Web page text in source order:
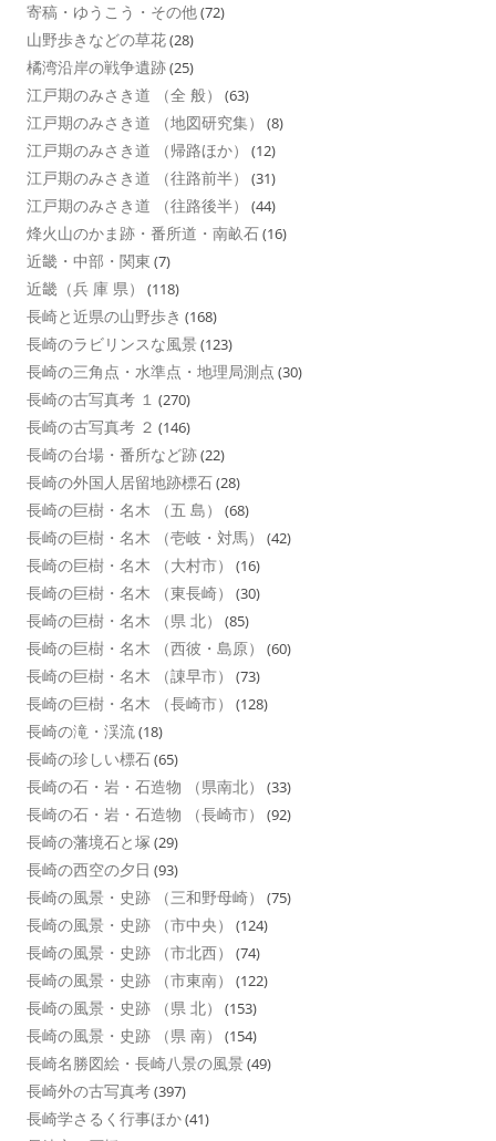
寄稿・ゆうこう・その他(72)
山野歩きなどの草花(28)
橘湾沿岸の戦争遺跡(25)
江戸期のみさき道 （全 般） (63)
江戸期のみさき道 （地図研究集） (8)
江戸期のみさき道 （帰路ほか） (12)
江戸期のみさき道 （往路前半） (31)
江戸期のみさき道 （往路後半） (44)
烽火山のかま跡・番所道・南畝石(16)
近畿・中部・関東 (7)
近畿（兵 庫 県） (118)
長崎と近県の山野歩き (168)
長崎のラビリンスな風景 (123)
長崎の三角点・水準点・地理局測点 (30)
長崎の古写真考 １ (270)
長崎の古写真考 ２ (146)
長崎の台場・番所など跡(22)
長崎の外国人居留地跡標石(28)
長崎の巨樹・名木 （五 島） (68)
長崎の巨樹・名木 （壱岐・対馬） (42)
長崎の巨樹・名木 （大村市） (16)
長崎の巨樹・名木 （東長崎） (30)
長崎の巨樹・名木 （県 北） (85)
長崎の巨樹・名木 （西彼・島原） (60)
長崎の巨樹・名木 （諌早市） (73)
長崎の巨樹・名木 （長崎市） (128)
長崎の滝・渓流(18)
長崎の珍しい標石(65)
長崎の石・岩・石造物 （県南北） (33)
長崎の石・岩・石造物 （長崎市） (92)
長崎の藩境石と塚 (29)
長崎の西空の夕日 (93)
長崎の風景・史跡 （三和野母崎） (75)
長崎の風景・史跡 （市中央） (124)
長崎の風景・史跡 （市北西） (74)
長崎の風景・史跡 （市東南） (122)
長崎の風景・史跡 （県 北） (153)
長崎の風景・史跡 （県 南） (154)
長崎名勝図絵・長崎八景の風景 (49)
長崎外の古写真考(397)
長崎学さるく行事ほか(41)